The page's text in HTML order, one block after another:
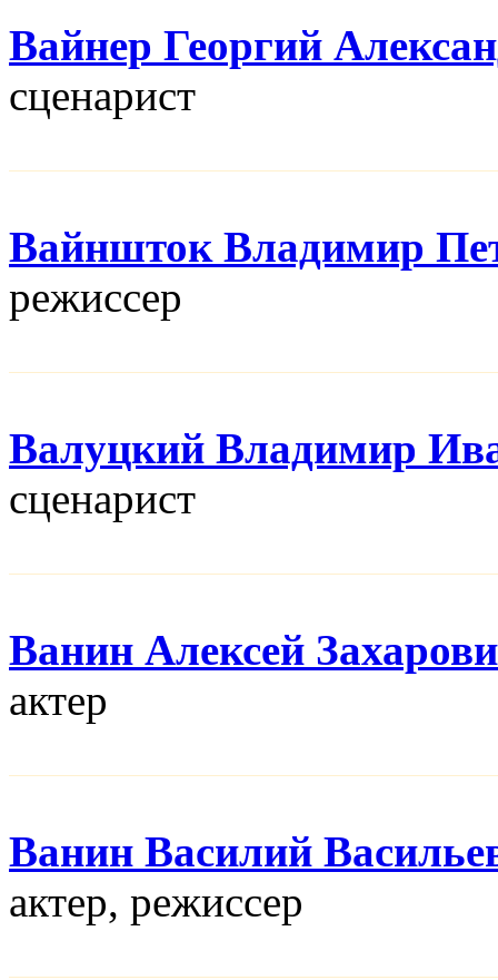
Вайнер Георгий
сценарист
Вайншток Владимир
режисcер
Валуцкий Владимир
сценарист
Ванин Алексей
актер
Ванин Василий
актер, режисcер